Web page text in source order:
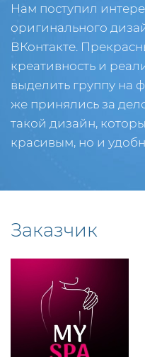
Нам поступил
оригинального
ВКонтакте.
креативность и
выделить группу на
же принялись за
такой дизайн,
красивым, но и
Заказчик